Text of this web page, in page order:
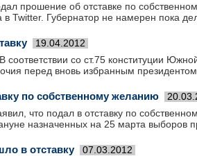
прошение об отставке по
Twitter. Губернатор не намерен пока
19.04.2012
со ст.75 конституции
перед вновь избранным
по собственному желанию
что подал в отставку по
назначенных на 25 марта выборов
в отставку 07.03.2012